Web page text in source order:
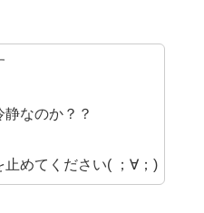
なのか？？
止めてください( ；∀；)